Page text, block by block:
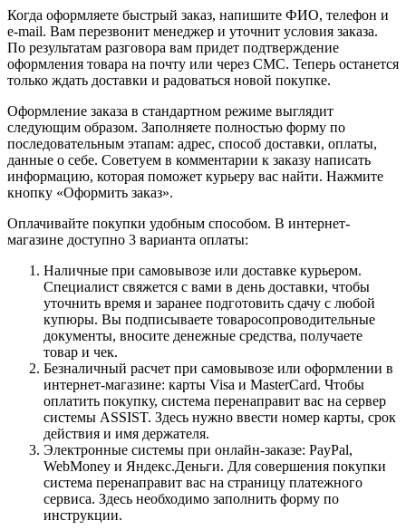
Когда оформляете быстрый заказ, напишите ФИО, телефон и
e-mail. Вам перезвонит менеджер и уточнит условия заказа.
По результатам разговора вам придет подтверждение
оформления товара на почту или через СМС. Теперь останется
только ждать доставки и радоваться новой покупке.
Оформление заказа в стандартном режиме выглядит
следующим образом. Заполняете полностью форму по
последовательным этапам: адрес, способ доставки, оплаты,
данные о себе. Советуем в комментарии к заказу написать
информацию, которая поможет курьеру вас найти. Нажмите
кнопку «Оформить заказ».
Оплачивайте покупки удобным способом. В интернет-
магазине доступно 3 варианта оплаты:
Наличные при самовывозе или доставке курьером.
Специалист свяжется с вами в день доставки, чтобы
уточнить время и заранее подготовить сдачу с любой
купюры. Вы подписываете товаросопроводительные
документы, вносите денежные средства, получаете
товар и чек.
Безналичный расчет при самовывозе или оформлении в
интернет-магазине: карты Visa и MasterCard. Чтобы
оплатить покупку, система перенаправит вас на сервер
системы ASSIST. Здесь нужно ввести номер карты, срок
действия и имя держателя.
Электронные системы при онлайн-заказе: PayPal,
WebMoney и Яндекс.Деньги. Для совершения покупки
система перенаправит вас на страницу платежного
сервиса. Здесь необходимо заполнить форму по
инструкции.